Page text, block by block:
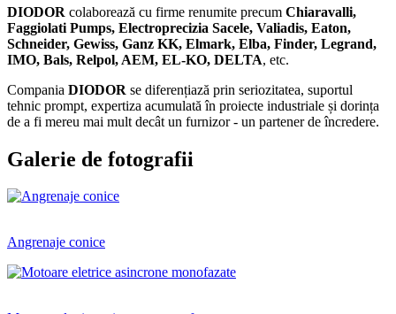
DIODOR colaborează cu firme renumite precum Chiaravalli,
Faggiolati Pumps, Electroprecizia Sacele, Valiadis, Eaton,
Schneider, Gewiss, Ganz KK, Elmark, Elba, Finder, Legrand,
IMO, Bals, Relpol, AEM, EL-KO, DELTA, etc.
Compania DIODOR se diferențiază prin seriozitatea, suportul
tehnic prompt, expertiza acumulată în proiecte industriale și dorința
de a fi mereu mai mult decât un furnizor - un partener de încredere.
Galerie de fotografii
Angrenaje conice